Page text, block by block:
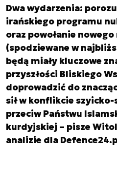
Dwa wydarzenia:
irańskiego programu
oraz powołanie
(spodziewane w
będą miały kluczowe
przyszłości Bliskiego
doprowadzić do
sił w konflikcie
przeciw Państwu
kurdyjskiej – pisze
analizie dla